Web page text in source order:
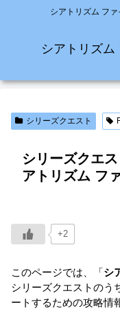
シアトリズム ファ
シアトリズム
シリーズクエスト
シリーズクエ
アトリズム フ
+2
このページでは、「シ
シリーズクエストのう
ートするための攻略情